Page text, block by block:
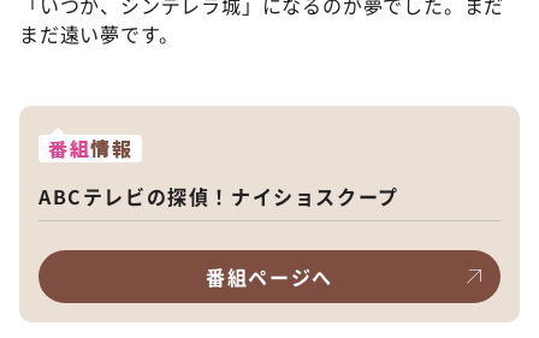
まだ遠い夢です。
番組情報
ABCテレビの探偵！ナイショスクープ
番組ページへ